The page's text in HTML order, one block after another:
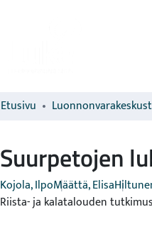
Etusivu
Suurpetojen
Kojola, IlpoMäättä, Elisa
Riista- ja kalatalouden